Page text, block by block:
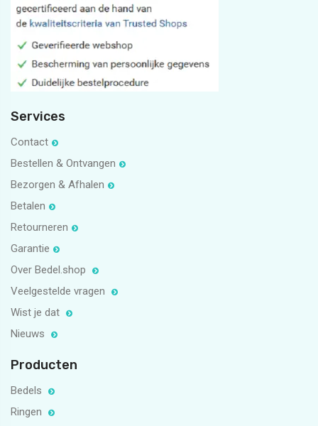
5
Services
Contact
Bestellen & Ontvangen
Bezorgen & Afhalen
Betalen
Retourneren
Garantie
Over Bedel.shop
Veelgestelde vragen
Wist je dat
Nieuws
Producten
Bedels
Ringen